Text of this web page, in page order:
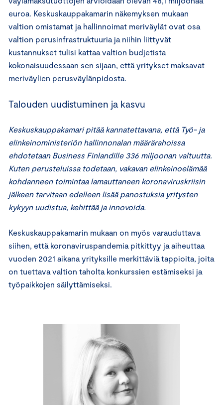
euroa. Keskuskauppakamarin näkemyksen mukaan
valtion omistamat ja hallinnoimat meriväylät ovat osa
valtion perusinfrastruktuuria ja niihin liittyvät
kustannukset tulisi kattaa valtion budjetista
kokonaisuudessaan sen sijaan, että yritykset maksavat
meriväylien perusväylänpidosta.
Talouden uudistuminen ja kasvu
Keskuskauppakamari pitää kannatettavana, että Työ- ja
elinkeinoministeriön hallinnonalan määrärahoissa
ehdotetaan Business Finlandille 336 miljoonan valtuutta.
Kuten perusteluissa todetaan, vakavan elinkeinoelämää
kohdanneen toimintaa lamauttaneen koronaviruskriisin
jälkeen tarvitaan edelleen lisää panostuksia yritysten
kykyyn uudistua, kehittää ja innovoida.
Keskuskauppakamarin mukaan on myös varauduttava
siihen, että koronaviruspandemia pitkittyy ja aiheuttaa
vuoden 2021 aikana yrityksille merkittäviä tappioita, joita
on tuettava valtion taholta konkurssien estämiseksi ja
työpaikkojen säilyttämiseksi.